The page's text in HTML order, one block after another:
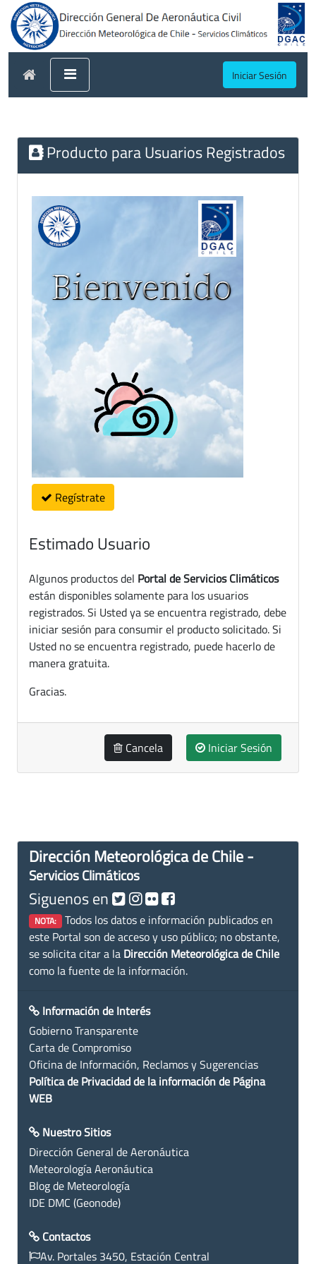
Iniciar Sesión
Producto para Usuarios Registrados
Regístrate
Estimado Usuario
Algunos productos del Portal de Servicios Climáticos
están disponibles solamente para los usuarios
registrados. Si Usted ya se encuentra registrado, debe
iniciar sesión para consumir el producto solicitado. Si
Usted no se encuentra registrado, puede hacerlo de
manera gratuita.
Gracias.
Cancela Iniciar Sesión
Dirección Meteorológica de Chile -
Servicios Climáticos
Siguenos en
NOTA: Todos los datos e información publicados en
este Portal son de acceso y uso público; no obstante,
se solicita citar a la Dirección Meteorológica de Chile
como la fuente de la información.
Información de Interés
Gobierno Transparente
Carta de Compromiso
Oficina de Información, Reclamos y Sugerencias
Política de Privacidad de la información de Página
WEB
Nuestro Sitios
Dirección General de Aeronáutica
Meteorología Aeronáutica
Blog de Meteorología
IDE DMC (Geonode)
Contactos
Av. Portales 3450, Estación Central